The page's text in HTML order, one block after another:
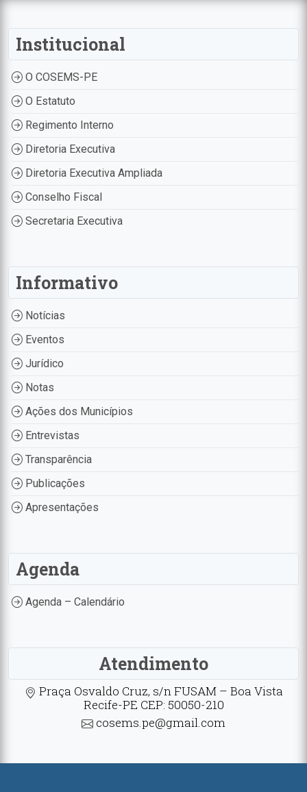
Institucional
O COSEMS-PE
O Estatuto
Regimento Interno
Diretoria Executiva
Diretoria Executiva Ampliada
Conselho Fiscal
Secretaria Executiva
Informativo
Notícias
Eventos
Jurídico
Notas
Ações dos Municípios
Entrevistas
Transparência
Publicações
Apresentações
Agenda
Agenda – Calendário
Atendimento
Praça Osvaldo Cruz, s/n FUSAM – Boa Vista
Recife-PE CEP: 50050-210
cosems.pe@gmail.com